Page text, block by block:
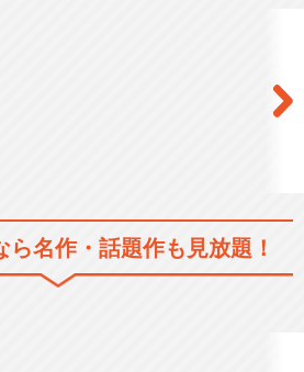
ら名作・話題作も見放題！